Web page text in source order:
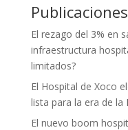
El rezago del 3% en
infraestructura
limitados?
El Hospital de Xoco
lista para la era de la
El nuevo boom